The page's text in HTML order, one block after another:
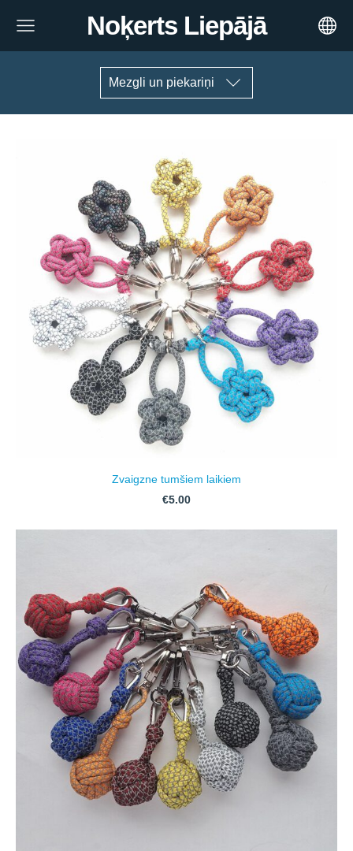
Noķerts Liepājā
Mezgli un piekariņi
Zvaigzne tumšiem laikiem
€5.00